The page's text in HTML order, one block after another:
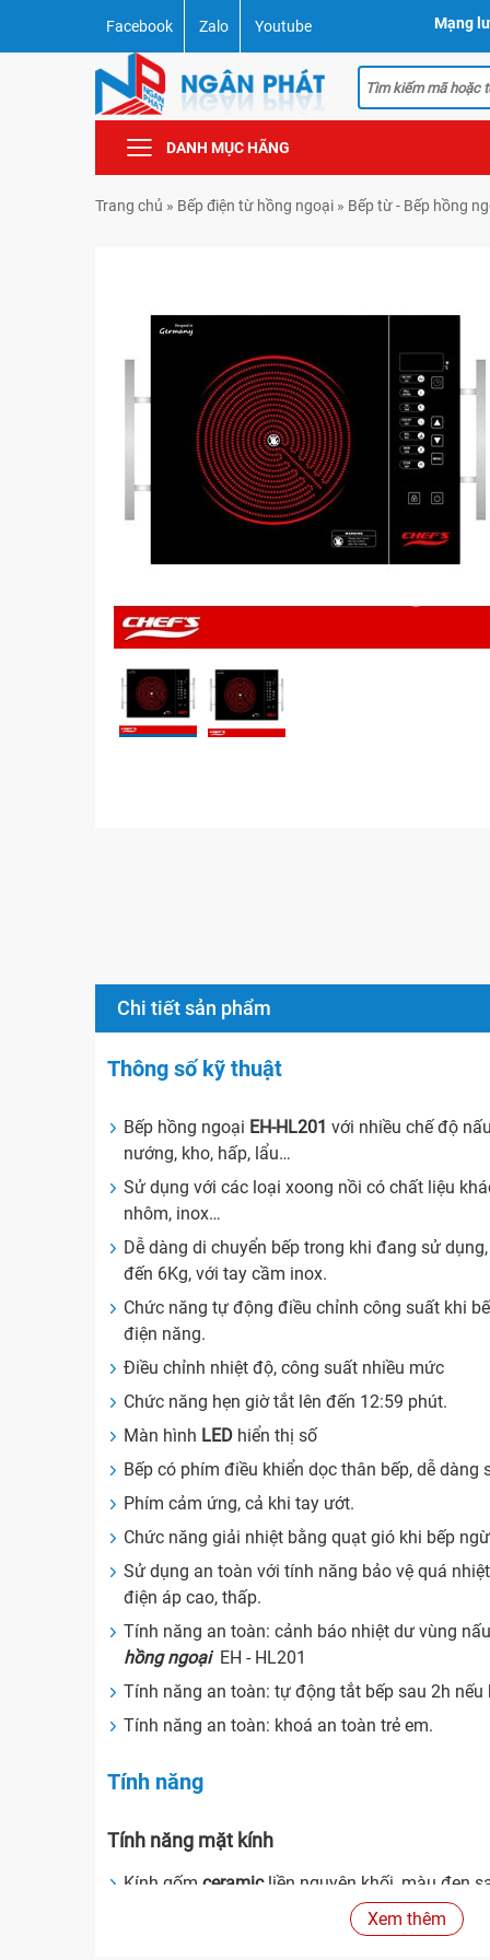
Facebook Zalo Youtube Mạng
DANH MỤC HÃNG
Trang chủ » Bếp điện từ hồng ngoại » Bếp từ - Bếp hồng
Chi tiết sản phẩm
Thông số kỹ thuật
Bếp hồng ngoại EH-HL201 với nhiều chế độ
nướng, kho, hấp, lẩu…
Sử dụng với các loại xoong nồi có chất liệu
nhôm, inox…
Dễ dàng di chuyển bếp trong khi đang sử
đến 6Kg, với tay cầm inox.
Chức năng tự động điều chỉnh công suất khi
điện năng.
Điều chỉnh nhiệt độ, công suất nhiều mức
Chức năng hẹn giờ tắt lên đến 12:59 phút.
Màn hình LED hiển thị số
Bếp có phím điều khiển dọc thân bếp, dễ dàng
Phím cảm ứng, cả khi tay ướt.
Chức năng giải nhiệt bằng quạt gió khi bếp
Sử dụng an toàn với tính năng bảo vệ quá
điện áp cao, thấp.
Tính năng an toàn: cảnh báo nhiệt dư vùng
hồng ngoạiEH - HL201
Tính năng an toàn: tự động tắt bếp sau 2h nếu
Tính năng an toàn: khoá an toàn trẻ em.
Tính năng
Tính năng mặt kính
Kính gốmceramicliền nguyên khối, màu đen
Bề mặt chống trầy xước ( có thể dùng dao cạo
Xem thêm